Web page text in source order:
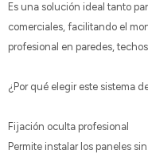
Es una solución ideal tanto
comerciales, facilitando el
profesional en paredes,
¿Por qué elegir este sistema
Fijación oculta profesional
Permite instalar los paneles